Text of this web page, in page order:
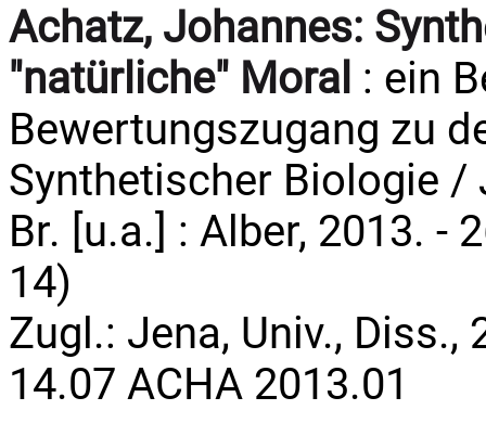
Achatz, Johannes:
"natürliche" Moral : ein
Bewertungszugang zu
Synthetischer Biologie /
Br. [u.a.] : Alber, 2013. -
14)
Zugl.: Jena, Univ., Diss.,
14.07 ACHA 2013.01